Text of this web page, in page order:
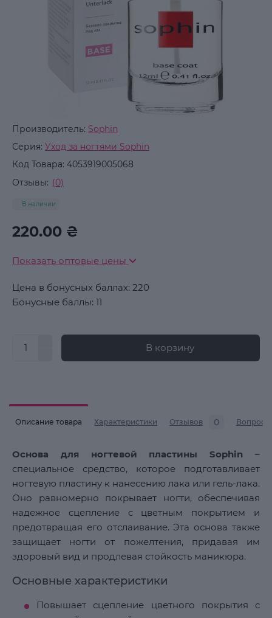
Производитель: Sophin
Серия: Уход за ногтями Sophin
Код Товара: 4053919005068
Отзывы: (0)
В наличии
220.00 ₴
Показать оптовые цены
Цена в бонусных баллах: 220
Бонусные баллы: 11
В корзину
Описание товара Характеристики Отзывов 0 Вопросы
Основа для ногтевой пластины Sophin –
специальное средство, которое подготавливает
ногтевую пластину к нанесению лака или гель-лака.
Оно равномерно покрывает ногти, обеспечивая
надежное сцепление с цветным покрытием и
предотвращая его отслаивание. Эта основа также
защищает ногти от пожелтения, придавая им
здоровый вид и продлевая стойкость маникюра.
Основные характеристики
Повышает сцепление цветного покрытия с